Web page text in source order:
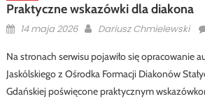
Praktyczne wskazówki dla diakona
Posted
14 maja 2026 Author
Dariusz Chmielewski
Na stronach serwisu pojawiło się opracowanie
Jaskólskiego z Ośrodka Formacji Diakonów
Gdańskiej poświęcone praktycznym